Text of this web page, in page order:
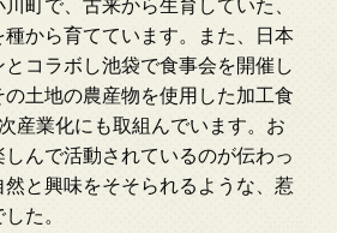
町で、古来から生育していた、
から育てています。また、日本
コラボし池袋で食事会を開催し
土地の農産物を使用した加工食
産業化にも取組んでいます。お
んで活動されているのが伝わっ
と興味をそそられるような、惹
た。